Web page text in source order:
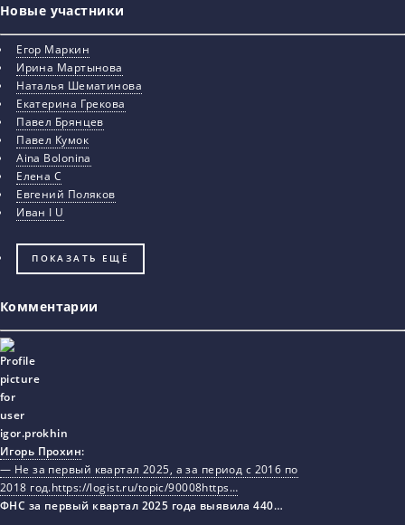
Новые участники
Егор Маркин
Ирина Мартынова
Наталья Шематинова
Екатерина Грекова
Павел Брянцев
Павел Кумок
Aina Bolonina
Елена С
Евгений Поляков
Иван I U
ПОКАЗАТЬ ЕЩЁ
Комментарии
Игорь Прохин:
— Не за первый квартал 2025, а за период с 2016 по
2018 год.https://logist.ru/topic/90008https…
ФНС за первый квартал 2025 года выявила 440…